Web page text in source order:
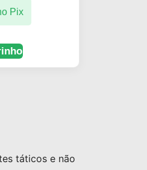
Pix
táticos e não